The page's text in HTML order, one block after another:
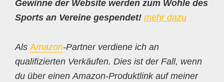
Gewinne der Website werden zum Wohle des
Sports an Vereine gespendet! mehr dazu
AlsAmazon-Partner verdiene ich an
qualifizierten Verkäufen. Dies ist der Fall, wenn
du über einen Amazon-Produktlink auf meiner